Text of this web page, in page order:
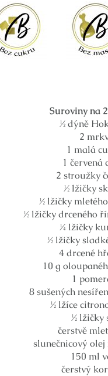
Suroviny na
½ dýně
2
1 malá
1 červená
2 stroužky
½ lžičky
½ lžičky
½ lžičky drceného
¼ lžičky
½ lžičky
4 drcené
10 g
1
8 sušených
½ lžíce
½ lžičky
čerstvě
slunečnicový olej
150 ml
čerstvý